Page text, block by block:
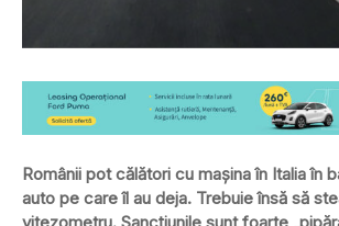
Românii pot călători cu maşina în Italia în
auto pe care îl au deja. Trebuie însă să